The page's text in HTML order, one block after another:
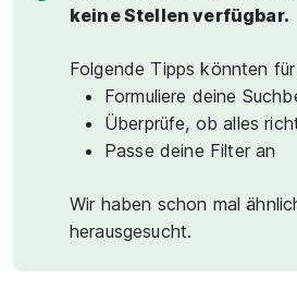
keine Stellen verfügbar.
Folgende Tipps könnten
Formuliere deine
Überprüfe, ob alles
Passe deine Filter an
Wir haben schon mal
herausgesucht.